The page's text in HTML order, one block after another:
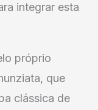
integrar esta
próprio
que
clássica de